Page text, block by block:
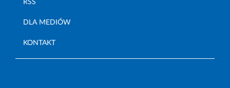
RSS
DLA MEDIÓW
KONTAKT